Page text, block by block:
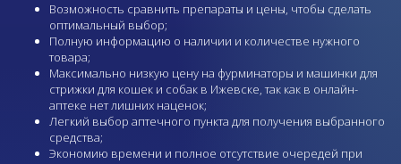
Возможность сравнить препараты и цены, чтобы сделать
оптимальный выбор;
Полную информацию о наличии и количестве нужного
товара;
Максимально низкую цену на фурминаторы и машинки для
стрижки для кошек и собак в Ижевске, так как в онлайн-
аптеке нет лишних наценок;
Легкий выбор аптечного пункта для получения выбранного
средства;
Экономию времени и полное отсутствие очередей при